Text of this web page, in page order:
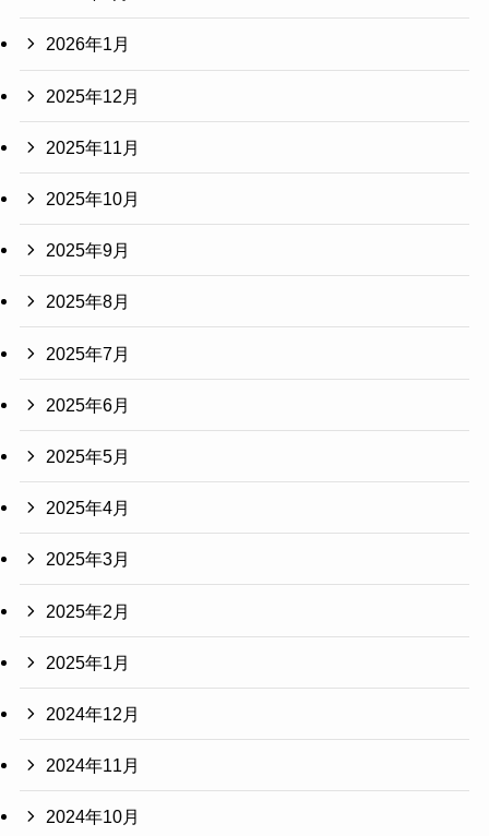
2026年1月
2025年12月
2025年11月
2025年10月
2025年9月
2025年8月
2025年7月
2025年6月
2025年5月
2025年4月
2025年3月
2025年2月
2025年1月
2024年12月
2024年11月
2024年10月